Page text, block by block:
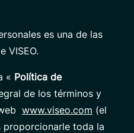
es una de las
VISEO.
« Política de
de los términos y
www.viseo.com (el
proporcionarle toda la